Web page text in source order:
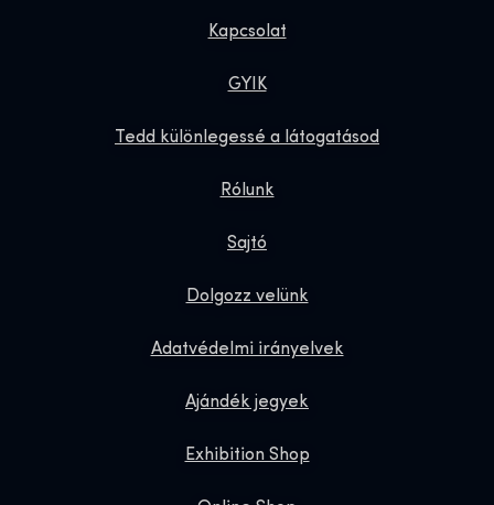
Kapcsolat
GYIK
Tedd különlegessé a látogatásod
Rólunk
Sajtó
Dolgozz velünk
Adatvédelmi irányelvek
Ajándék jegyek
Exhibition Shop